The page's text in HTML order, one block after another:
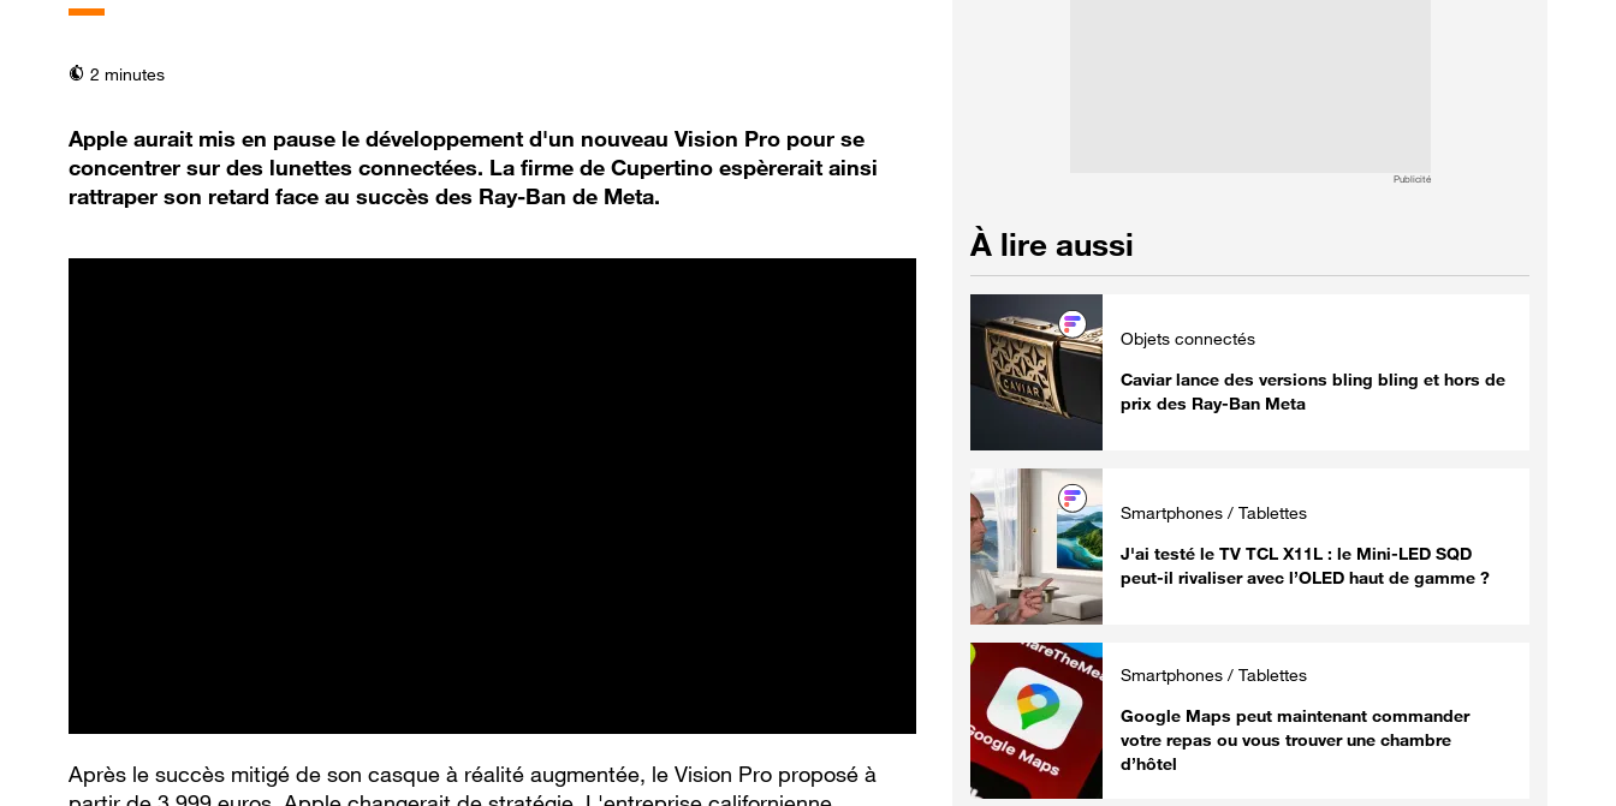
temps de lecture
2 minutes
Apple aurait mis en pause le développement d'un nouveau Vision Pro pour se
concentrer sur des lunettes connectées. La firme de Cupertino espèrerait ainsi
rattraper son retard face au succès des Ray-Ban de Meta.
Après le succès mitigé de son casque à réalité augmentée, le Vision Pro proposé à
Publicité
À lire aussi
Objets connectés
Caviar lance des versions bling bling et hors de
prix des Ray-Ban Meta
Smartphones / Tablettes
J'ai testé le TV TCL X11L : le Mini-LED SQD
peut-il rivaliser avec l’OLED haut de gamme ?
Smartphones / Tablettes
Google Maps peut maintenant commander
votre repas ou vous trouver une chambre
d’hôtel